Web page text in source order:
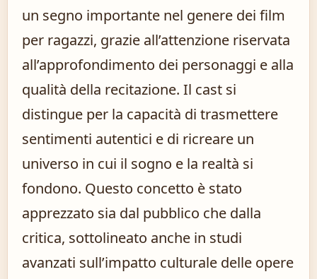
un segno importante nel genere dei film
per ragazzi, grazie all’attenzione riservata
all’approfondimento dei personaggi e alla
qualità della recitazione. Il cast si
distingue per la capacità di trasmettere
sentimenti autentici e di ricreare un
universo in cui il sogno e la realtà si
fondono. Questo concetto è stato
apprezzato sia dal pubblico che dalla
critica, sottolineato anche in studi
avanzati sull’impatto culturale delle opere